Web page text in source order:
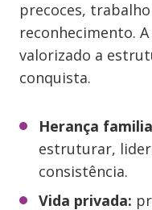
precoces,
reconhecimento.
valorizado a
conquista.
Herança
estruturar,
consistência.
Vida privada: